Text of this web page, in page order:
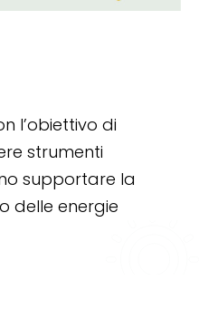
l’obiettivo di
strumenti
supportare la
delle energie